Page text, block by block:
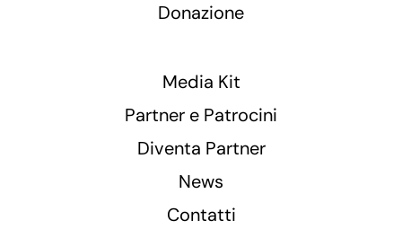
Donazione
Media Kit
Partner e Patrocini
Diventa Partner
News
Contatti